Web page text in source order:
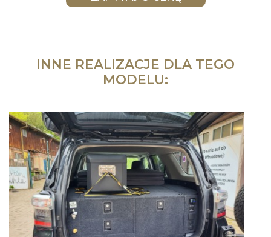
INNE REALIZACJE DLA TEGO
MODELU: